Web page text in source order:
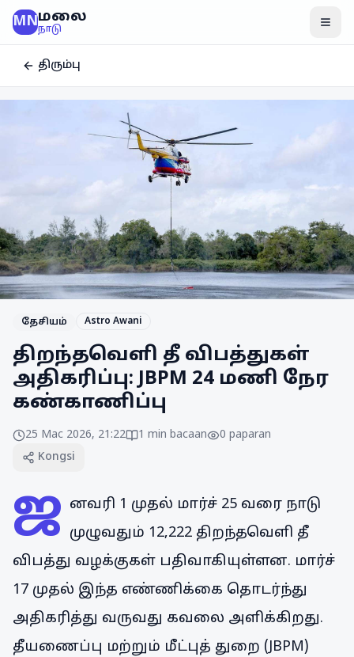
MNமலை
நாடு
திரும்பு
தேசியம் Astro Awani
திறந்தவெளி தீ விபத்துகள்
அதிகரிப்பு: JBPM 24 மணி நேர
கண்காணிப்பு
25 Mac 2026, 21:22 1 min bacaan 0 paparan
Kongsi
ஜ னவரி 1 முதல் மார்ச் 25 வரை நாடு
முழுவதும் 12,222 திறந்தவெளி தீ
விபத்து வழக்குகள் பதிவாகியுள்ளன. மார்ச்
17 முதல் இந்த எண்ணிக்கை தொடர்ந்து
அதிகரித்து வருவது கவலை அளிக்கிறது.
தீயணைப்பு மற்றும் மீட்புத் துறை (JBPM)